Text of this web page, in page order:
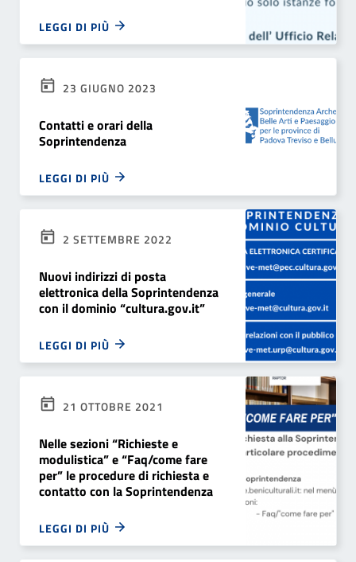
LEGGI DI PIÙ
23 GIUGNO 2023
Contatti e orari della
Soprintendenza
LEGGI DI PIÙ
2 SETTEMBRE 2022
Nuovi indirizzi di posta
elettronica della Soprintendenza
con il dominio “cultura.gov.it”
LEGGI DI PIÙ
21 OTTOBRE 2021
Nelle sezioni “Richieste e
modulistica” e “Faq/come fare
per” le procedure di richiesta e
contatto con la Soprintendenza
LEGGI DI PIÙ